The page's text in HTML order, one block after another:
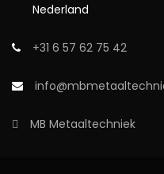
Nederland
+31 6 57 62 75 42
MB Metaaltechniek